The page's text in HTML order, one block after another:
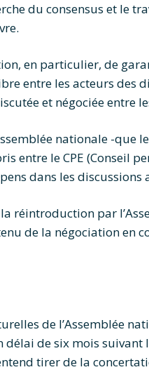
du consensus et le
en particulier, de
entre les acteurs des
et négociée entre
nationale -
entre le CPE (Conseil
dans les
réintroduction par
de la négociation en
de l’Assemblée
délai de six mois suivant
tirer de la